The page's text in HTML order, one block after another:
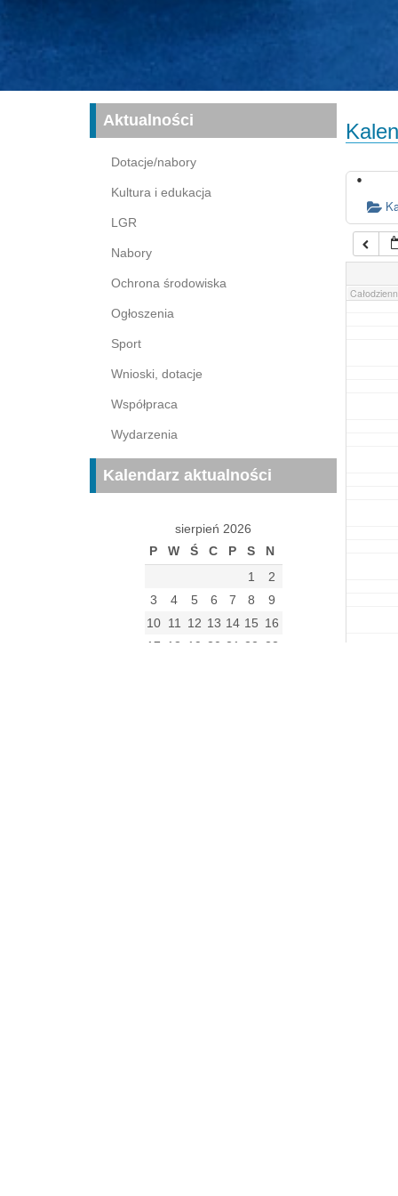
Aktualności
Dotacje/nabory
Kultura i edukacja
LGR
Nabory
Ochrona środowiska
Ogłoszenia
Sport
Wnioski, dotacje
Współpraca
Wydarzenia
Kalendarz aktualności
sierpień 2026
P
W Ś C P S N
1
2
3
4 5 6 7 8
9
10 11 12 13 14 15 16
17
18 19 20 21 22
23
04:00
05:00
06:00
07:00